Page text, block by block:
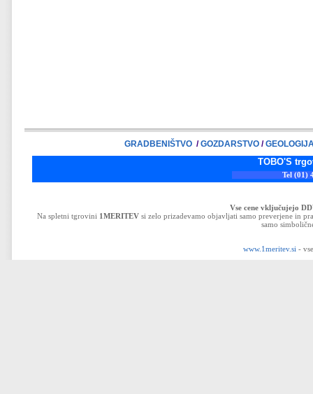
GRADBENIŠTVO /GOZDARSTVO/
TOBO'S trgovina
Tel (01) 43-32-
Vse cene vključujejo
Na spletni tgrovini 1MERITEVsi zelo prizadevamo objavljati samo preverjene in
samo
www.1meritev.si -